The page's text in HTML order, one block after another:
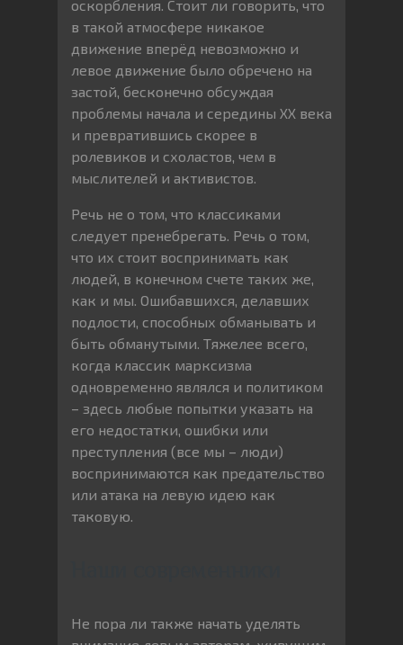
оскорбления. Стоит ли говорить, что
в такой атмосфере никакое
движение вперёд невозможно и
левое движение было обречено на
застой, бесконечно обсуждая
проблемы начала и середины XX века
и превратившись скорее в
ролевиков и схоластов, чем в
мыслителей и активистов.
Речь не о том, что классиками
следует пренебрегать. Речь о том,
что их стоит воспринимать как
людей, в конечном счете таких же,
как и мы. Ошибавшихся, делавших
подлости, способных обманывать и
быть обманутыми. Тяжелее всего,
когда классик марксизма
одновременно являлся и политиком
– здесь любые попытки указать на
его недостатки, ошибки или
преступления (все мы – люди)
воспринимаются как предательство
или атака на левую идею как
таковую.
Не пора ли также начать уделять